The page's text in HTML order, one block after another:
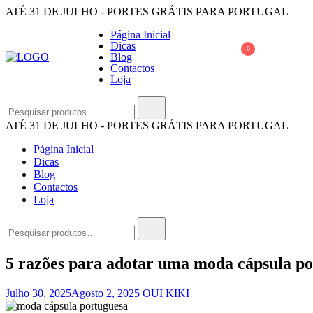
Saltar
conteúdo
ATÉ 31 DE JULHO - PORTES GRÁTIS PARA PORTUGAL
A Oui Kiki é uma marca 100% portuguesa e as peças são todos
Página Inicial
Dicas
Blog
Contactos
Loja
0
por:
ATÉ 31 DE JULHO - PORTES GRÁTIS PARA PORTUGAL
Página Inicial
Dicas
Blog
Contactos
Loja
por:
5 razões para adotar uma moda cápsula
Julho 30, 2025Agosto 2, 2025 OUI KIKI